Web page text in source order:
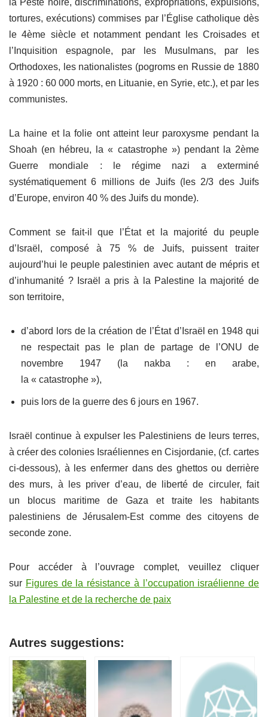
tortures, exécutions) commises par l’Église catholique dès
le 4ème siècle et notamment pendant les Croisades et
l’Inquisition espagnole, par les Musulmans, par les
Orthodoxes, les nationalistes (pogroms en Russie de 1880
à 1920 : 60 000 morts, en Lituanie, en Syrie, etc.), et par les
communistes.
La haine et la folie ont atteint leur paroxysme pendant la
Shoah (en hébreu, la « catastrophe ») pendant la 2ème
Guerre mondiale : le régime nazi a exterminé
systématiquement 6 millions de Juifs (les 2/3 des Juifs
d’Europe, environ 40 % des Juifs du monde).
Comment se fait-il que l’État et la majorité du peuple
d’Israël, composé à 75 % de Juifs, puissent traiter
aujourd’hui le peuple palestinien avec autant de mépris et
d’inhumanité ? Israël a pris à la Palestine la majorité de
son territoire,
d’abord lors de la création de l’État d’Israël en 1948 qui
ne respectait pas le plan de partage de l’ONU de
novembre 1947 (la nakba : en arabe,
la « catastrophe »),
puis lors de la guerre des 6 jours en 1967.
Israël continue à expulser les Palestiniens de leurs terres,
à créer des colonies Israéliennes en Cisjordanie, (cf. cartes
ci-dessous), à les enfermer dans des ghettos ou derrière
des murs, à les priver d’eau, de liberté de circuler, fait
un blocus maritime de Gaza et traite les habitants
palestiniens de Jérusalem-Est comme des citoyens de
seconde zone.
Pour accéder à l’ouvrage complet, veuillez cliquer
sur Figures de la résistance à l’occupation israélienne de
la Palestine et de la recherche de paix
Autres suggestions: